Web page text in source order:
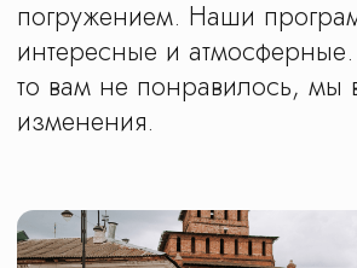
программы, но не смогли
выбрать?